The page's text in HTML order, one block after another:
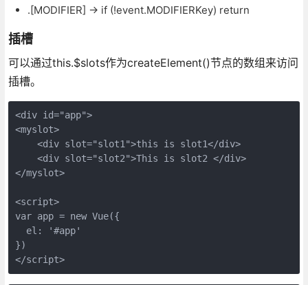
.[MODIFIER] -> if (!event.MODIFIERKey) return
插槽
可以通过this.$slots作为createElement()节点的数组来访问
插槽。
<div id="app">
<myslot>
    <div slot="slot1">this is slot1</div>
    <div slot="slot2">This is slot2 </div>
</myslot>
<script>
var app = new Vue({
  el: '#app'
})
</script>